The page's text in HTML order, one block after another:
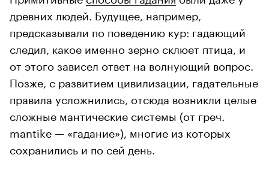
древних людей. Будущее, например,
предсказывали по поведению кур: гадающий
следил, какое именно зерно склюет птица, и
от этого зависел ответ на волнующий вопрос.
Позже, с развитием цивилизации, гадательные
правила усложнились, отсюда возникли целые
сложные мантические системы (от греч.
mantike — «гадание»), многие из которых
сохранились и по сей день.